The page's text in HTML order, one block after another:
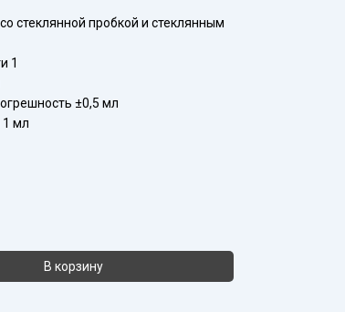
стеклянной пробкой и стеклянным
1
±0,5 мл
1 мл
В корзину